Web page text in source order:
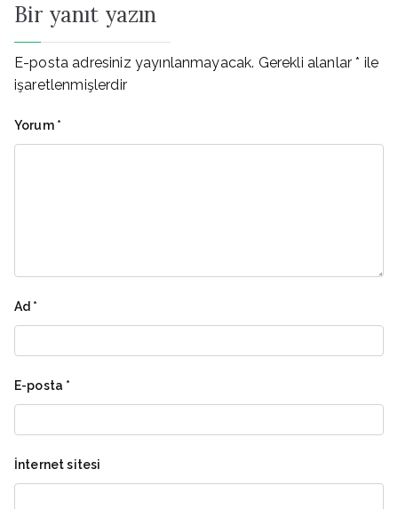
Bir yanıt yazın
E-posta adresiniz yayınlanmayacak. Gerekli alanlar* ile
işaretlenmişlerdir
Yorum *
Ad *
E-posta *
İnternet sitesi